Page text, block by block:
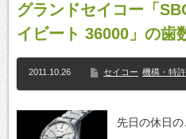
グランドセイコー「
イビート 36000」の歯
2011.10.26 セイコー 機構・特許
先日の休日